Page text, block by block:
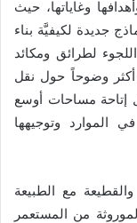
وغاياتها، حيث
جديدة لكيفيَّة بناء
لطرائق ومكائد
قدمت رؤى أكثر وضوحاً حول نقل
إتاحة مساحات أوسع
الموارد وتوجيهها
مع الطبيعة
من المستعمر